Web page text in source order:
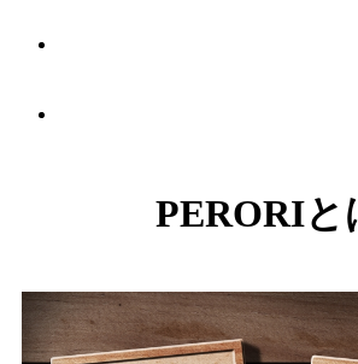
PERORIと